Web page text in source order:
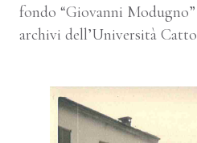
fondo “Giovanni
archivi dell’Università